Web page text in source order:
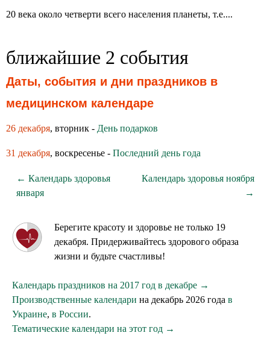
20 века около четверти всего населения планеты, т.е....
ближайшие 2 события
Даты, события и дни праздников в
медицинском календаре
26 декабря, вторник - День подарков
31 декабря, воскресенье - Последний день года
← Календарь здоровья
января
Календарь здоровья ноября
→
Берегите красоту и здоровье не только 19
декабря. Придерживайтесь здорового образа
жизни и будьте счастливы!
Календарь праздников на 2017 год в декабре →
Производственные календари на декабрь 2026 года в
Украине, в России.
Тематические календари на этот год →